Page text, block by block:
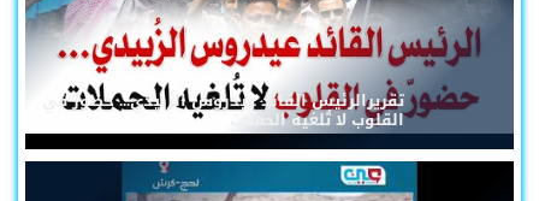
تقريرالرئيس القائد عيدروس الزُبيدي... حضورٌ في
القلوب لا تُلغيه الحملات